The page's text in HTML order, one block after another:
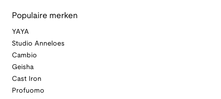
Populaire merken
YAYA
Studio Anneloes
Cambio
Geisha
Cast Iron
Profuomo